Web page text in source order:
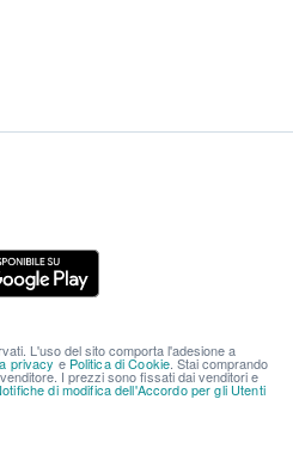
L'uso del sito comporta l'adesione a
privacy e Politica di Cookie. Stai comprando
I prezzi sono fissati dai venditori e
di modifica dell'Accordo per gli Utenti